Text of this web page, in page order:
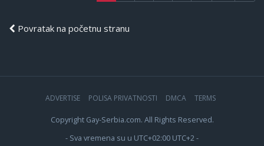
Povratak na početnu stranu
ADVERTISE POLISA PRIVATNOSTI DMCA TERMS
Copyright Gay-Serbia.com. All Rights Reserved.
- Sva vremena su u UTC+02:00 UTC+2 -